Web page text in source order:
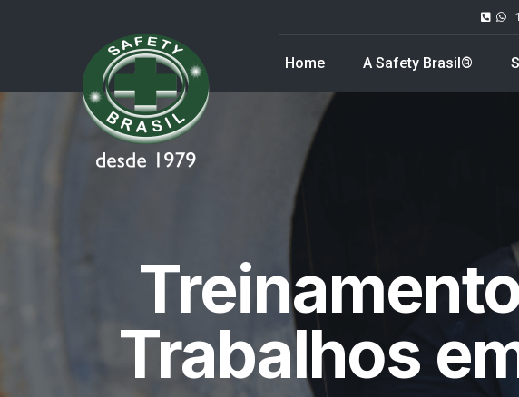
Home A Safety Brasil®
Trabalhos